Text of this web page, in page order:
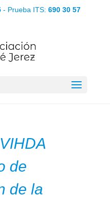
- Prueba ITS:690 30 57
de
de la